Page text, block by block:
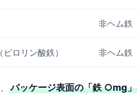
非ヘム鉄
ロリン酸鉄） 非ヘム鉄
パッケージ表面の「鉄 ○mg